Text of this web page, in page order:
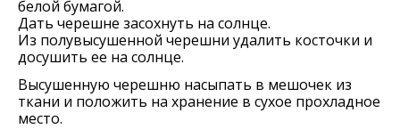
белой бумагой.
Дать черешне засохнуть на солнце.
Из полувысушенной черешни удалить косточки и
досушить ее на солнце.
Высушенную черешню насыпать в мешочек из
ткани и положить на хранение в сухое прохладное
место.